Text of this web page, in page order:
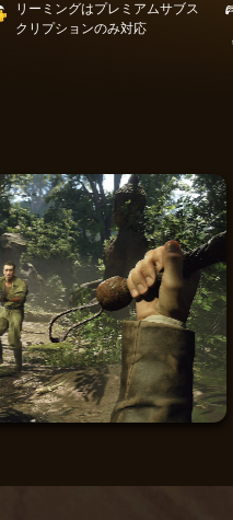
リーミングはプレミアムサブス
クリプションのみ対応